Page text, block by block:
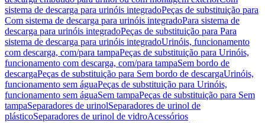
sistema de descarga para urinóis integradoPeças de substituição para
Com sistema de descarga para urinóis integradoPara sistema de
descarga para urinóis integradoPeças de substituição para Para
sistema de descarga para urinóis integradoUrinóis, funcionamento
com descarga, com/para tampaPeças de substituição para Urinóis,
funcionamento com descarga, com/para tampaSem bordo de
descargaPeças de substituição para Sem bordo de descargaUrinóis,
funcionamento sem águaPeças de substituição para Urinóis,
funcionamento sem águaSem tampaPeças de substituição para Sem
tampaSeparadores de urinolSeparadores de urinol de
plásticoSeparadores de urinol de vidroAcessórios